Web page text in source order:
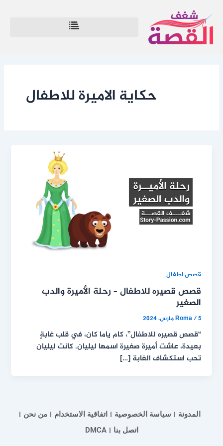
إلى
المحتوى
حكاية الاميرة للاطفال
قصص اطفال
قصص قصيره للاطفال – رحلة الأميرة والدب
الصغير
Roma/5 مارس، 2024
“قصص قصيره للاطفال”، كام ياما كان، في قلب غابةٍ
بعيدة، عاشت أميرة صغيرة اسمها ليليان. كانت ليليان
تحب استكشاف الغابة […]
المدونة سياسة الخصوصية اتفاقية الاستخدام
من نحن
اتصل بنا
DMCA